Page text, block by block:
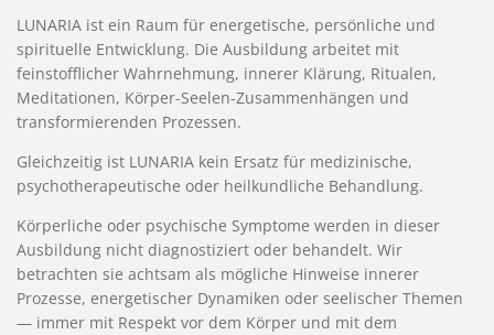
LUNARIA ist ein Raum für energetische, persönliche und
spirituelle Entwicklung. Die Ausbildung arbeitet mit
feinstofflicher Wahrnehmung, innerer Klärung, Ritualen,
Meditationen, Körper-Seelen-Zusammenhängen und
transformierenden Prozessen.
Gleichzeitig ist LUNARIA kein Ersatz für medizinische,
psychotherapeutische oder heilkundliche Behandlung.
Körperliche oder psychische Symptome werden in dieser
Ausbildung nicht diagnostiziert oder behandelt. Wir
betrachten sie achtsam als mögliche Hinweise innerer
Prozesse, energetischer Dynamiken oder seelischer Themen
— immer mit Respekt vor dem Körper und mit dem